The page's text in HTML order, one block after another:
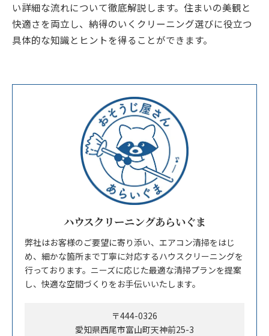
い詳細な流れについて徹底解説します。住まいの美観と
快適さを両立し、納得のいくクリーニング選びに役立つ
具体的な知識とヒントを得ることができます。
ハウスクリーニングあらいぐま
弊社はお客様のご要望に寄り添い、エアコン清掃をはじ
め、細かな箇所まで丁寧に対応するハウスクリーニングを
行っております。ニーズに応じた最適な清掃プランを提案
し、快適な空間づくりをお手伝いいたします。
〒444-0326
愛知県西尾市富山町天神前25-3